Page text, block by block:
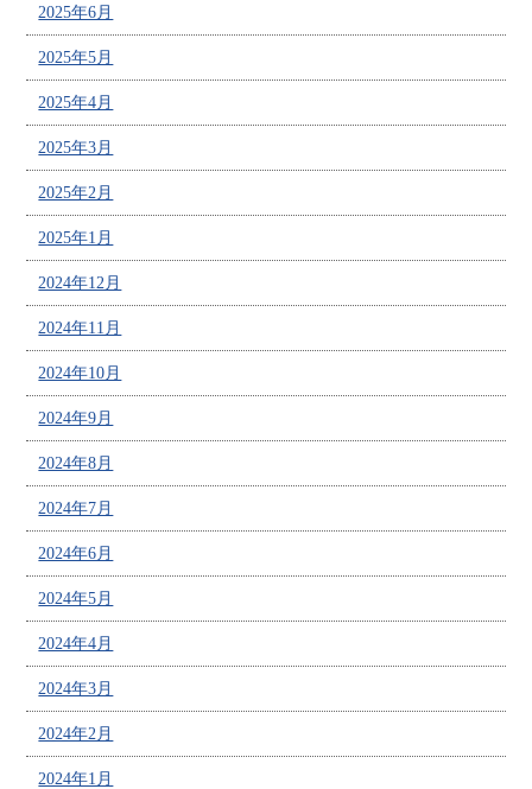
2025年6月
2025年5月
2025年4月
2025年3月
2025年2月
2025年1月
2024年12月
2024年11月
2024年10月
2024年9月
2024年8月
2024年7月
2024年6月
2024年5月
2024年4月
2024年3月
2024年2月
2024年1月